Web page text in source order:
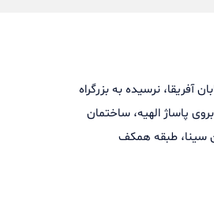
آفریقا، نرسیده به بزرگراه
پاساژ الهیه، ساختمان
سینا، طبقه همکف